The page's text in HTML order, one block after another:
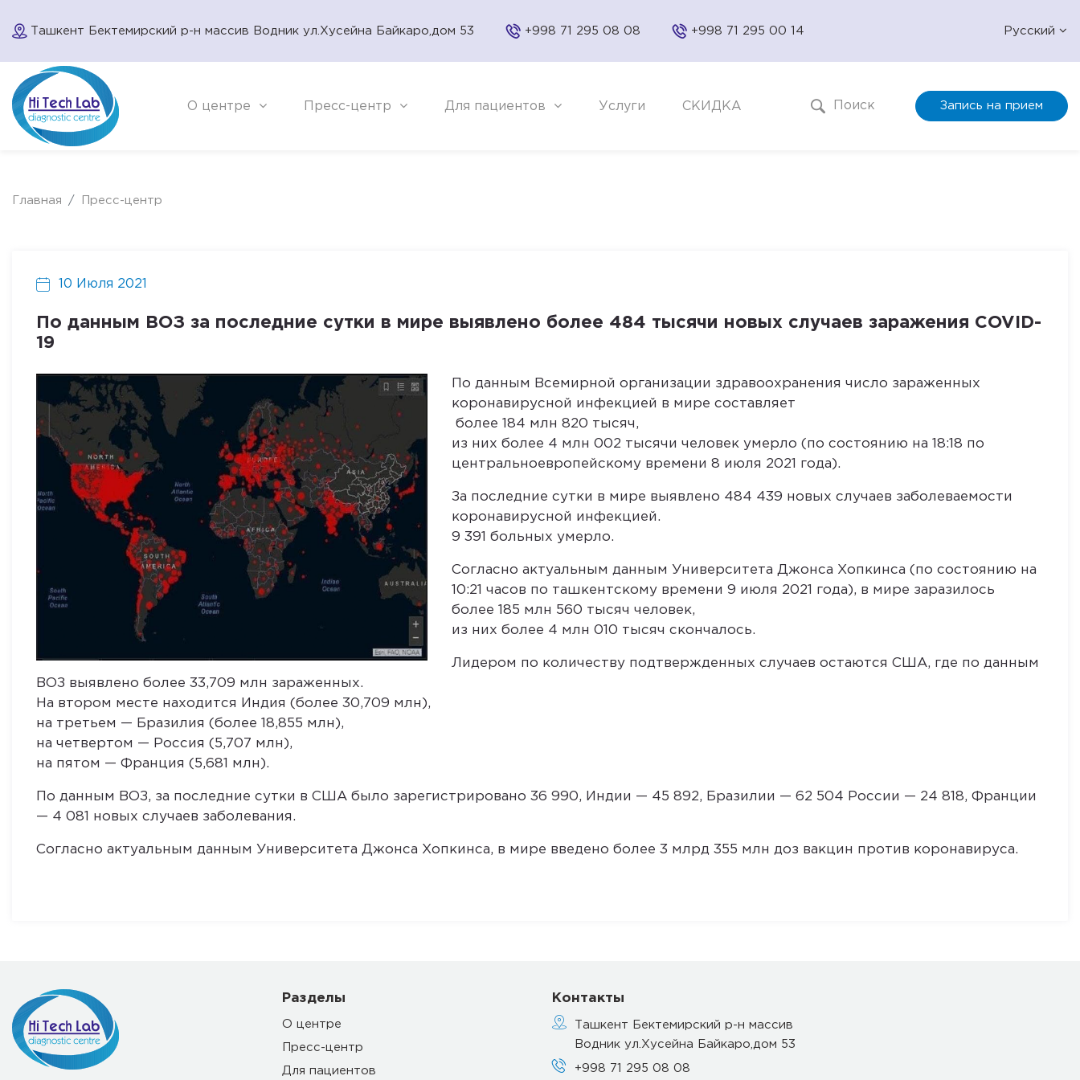
Ташкент Бектемирский р-н массив Водник ул.Хусейна Байкаро,дом 53 +998 71 295 08 08 +998 71 295 00 14 Русский
О центре Пресс-центр Для пациентов Услуги СКИДКА Поиск Запись на прием
Главная Пресс-центр
10 Июля 2021
По данным ВОЗ за последние сутки в мире выявлено более 484 тысячи новых случаев заражения COVID-
19
По данным Всемирной организации здравоохранения число зараженных
коронавирусной инфекцией в мире составляет
более 184 млн 820 тысяч,
из них более 4 млн 002 тысячи человек умерло (по состоянию на 18:18 по
центральноевропейскому времени 8 июля 2021 года).
За последние сутки в мире выявлено 484 439 новых случаев заболеваемости
коронавирусной инфекцией.
9 391 больных умерло.
Согласно актуальным данным Университета Джонса Хопкинса (по состоянию на
10:21 часов по ташкентскому времени 9 июля 2021 года), в мире заразилось
более 185 млн 560 тысяч человек,
из них более 4 млн 010 тысяч скончалось.
Лидером по количеству подтвержденных случаев остаются США, где по данным
ВОЗ выявлено более 33,709 млн зараженных.
На втором месте находится Индия (более 30,709 млн),
на третьем — Бразилия (более 18,855 млн),
на четвертом — Россия (5,707 млн),
на пятом — Франция (5,681 млн).
По данным ВОЗ, за последние сутки в США было зарегистрировано 36 990, Индии — 45 892, Бразилии — 62 504 России — 24 818, Франции
— 4 081 новых случаев заболевания.
Согласно актуальным данным Университета Джонса Хопкинса, в мире введено более 3 млрд 355 млн доз вакцин против коронавируса.
Разделы
О центре
Пресс-центр
Для пациентов
Контакты
Ташкент Бектемирский р-н массив
Водник ул.Хусейна Байкаро,дом 53
+998 71 295 08 08